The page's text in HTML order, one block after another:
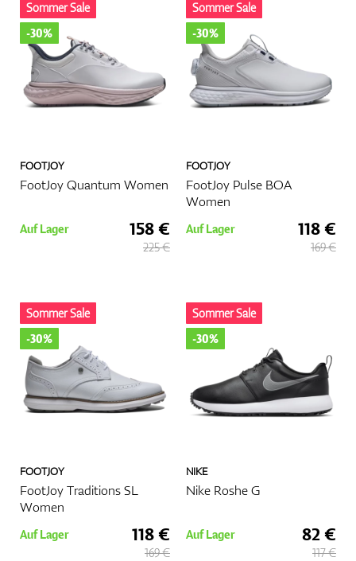
Mehr
FOOTJOY
FootJoy Quantum Women
Sommer Sale
-30%
Auf Lager 158 €
225 €
FOOTJOY
FootJoy Pulse BOA
Women
Sommer Sale
-30%
Auf Lager 118 €
169 €
FOOTJOY
FootJoy Traditions SL
Women
Sommer Sale
-30%
Auf Lager 118 €
169 €
NIKE
Nike Roshe G
Sommer Sale
-30%
Auf Lager 82 €
117 €